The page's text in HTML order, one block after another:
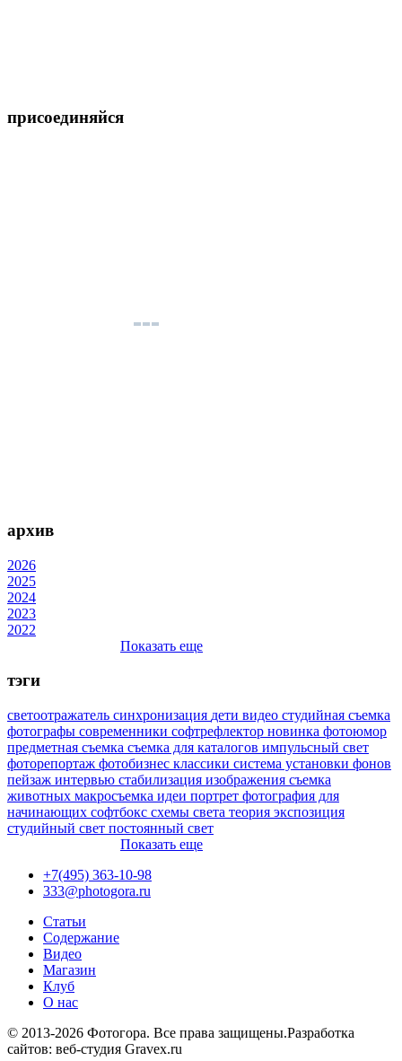
присоединяйся
архив
2026
2025
2024
2023
2022
Показать еще
тэги
светоотражатель синхронизация дети видео студийная съемка
фотографы современники софтрефлектор новинка фотоюмор
предметная съемка съемка для каталогов импульсный свет
фоторепортаж фотобизнес классики система установки фонов
пейзаж интервью стабилизация изображения съемка
животных макросъемка идеи портрет фотография для
начинающих софтбокс схемы света теория экспозиция
студийный свет постоянный свет
Показать еще
+7(495) 363-10-98
333@photogora.ru
Статьи
Содержание
Видео
Магазин
Клуб
О нас
© 2013-2026 Фотогора. Все права защищены.Разработка
сайтов: веб-студия Gravex.ru